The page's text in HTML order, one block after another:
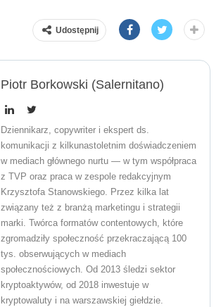
Udostępnij
Piotr Borkowski (Salernitano)
Dziennikarz, copywriter i ekspert ds.
komunikacji z kilkunastoletnim doświadczeniem
w mediach głównego nurtu — w tym współpraca
z TVP oraz praca w zespole redakcyjnym
Krzysztofa Stanowskiego. Przez kilka lat
związany też z branżą marketingu i strategii
marki. Twórca formatów contentowych, które
zgromadziły społeczność przekraczającą 100
tys. obserwujących w mediach
społecznościowych. Od 2013 śledzi sektor
kryptoaktywów, od 2018 inwestuje w
kryptowaluty i na warszawskiej giełdzie.